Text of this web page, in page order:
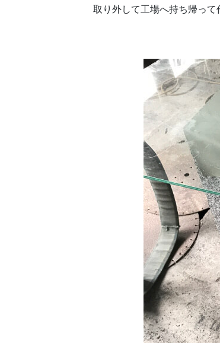
取り外して工場へ持ち帰って